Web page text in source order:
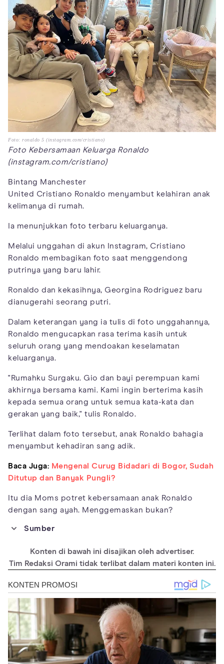
Foto: ronaldo 5 (instagram.com/cristiano)
Foto Kebersamaan Keluarga Ronaldo
(instagram.com/cristiano)
Bintang Manchester
United Cristiano Ronaldo menyambut kelahiran anak
kelimanya di rumah.
Ia menunjukkan foto terbaru keluarganya.
Melalui unggahan di akun Instagram, Cristiano
Ronaldo membagikan foto saat menggendong
putrinya yang baru lahir.
Ronaldo dan kekasihnya, Georgina Rodriguez baru
dianugerahi seorang putri.
Dalam keterangan yang ia tulis di foto unggahannya,
Ronaldo mengucapkan rasa terima kasih untuk
seluruh orang yang mendoakan keselamatan
keluarganya.
"Rumahku Surgaku. Gio dan bayi perempuan kami
akhirnya bersama kami. Kami ingin berterima kasih
kepada semua orang untuk semua kata-kata dan
gerakan yang baik," tulis Ronaldo.
Terlihat dalam foto tersebut, anak Ronaldo bahagia
menyambut kehadiran sang adik.
Baca Juga: Mengenal Curug Bidadari di Bogor, Sudah
Ditutup dan Banyak Pungli?
Itu dia Moms potret kebersamaan anak Ronaldo
dengan sang ayah. Menggemaskan bukan?
Sumber
Konten di bawah ini disajikan oleh advertiser.
Tim Redaksi Orami tidak terlibat dalam materi konten ini.